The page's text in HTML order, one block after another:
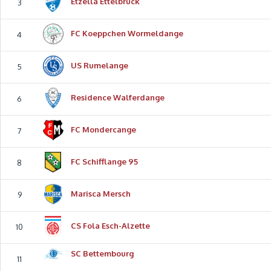
3
4 FC Koeppchen Wormeldange
5 US Rumelange
6 Residence Walferdange
7 FC Mondercange
8 FC Schifflange 95
9 Marisca Mersch
10 CS Fola Esch-Alzette
11
SC Bettembourg